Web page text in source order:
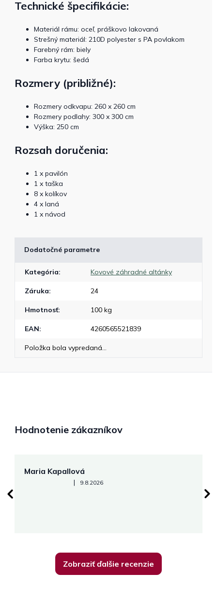
Technické špecifikácie:
Materiál rámu: oceľ, práškovo lakovaná
Strešný materiál: 210D polyester s PA povlakom
Farebný rám: biely
Farba krytu: šedá
Rozmery (približné):
Rozmery odkvapu: 260 x 260 cm
Rozmery podlahy: 300 x 300 cm
Výška: 250 cm
Rozsah doručenia:
1 x pavilón
1 x taška
8 x kolíkov
4 x laná
1 x návod
Dodatočné parametre
Kategória: Kovové záhradné altánky
Záruka: 24
Hmotnosť: 100 kg
EAN: 4260565521839
Položka bola vypredaná…
Hodnotenie zákazníkov
Maria Kapallová
Hodnotenie obchodu je 5 z 5 hviezdičiek.
| 9.8.2026
Zobraziť ďalšie recenzie